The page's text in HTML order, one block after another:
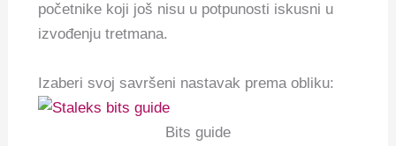
početnike koji još nisu u potpunosti iskusni u
izvođenju tretmana.
Izaberi svoj savršeni nastavak prema obliku:
Bits guide